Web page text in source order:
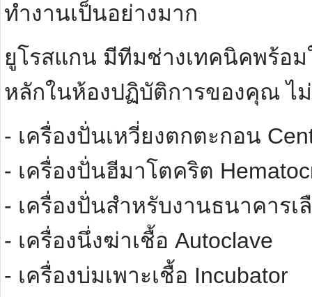
ทำงานเป็นอย่างมาก
ยูโรสแกน มีทีมช่างเทคนิคพร้อ
หลักในห้องปฏิบัติการของคุณ ไ
- เครื่องปั่นเหวี่ยงตกตะกอน
- เครื่องปั่นฮีมาโตคริต
- เครื่องปั่นสำหรับงานธนาคารเ
- เครื่องนึ่งฆ่าเชื้อ Autoclave
- เครื่องบ่มเพาะเชื้อ Incubator